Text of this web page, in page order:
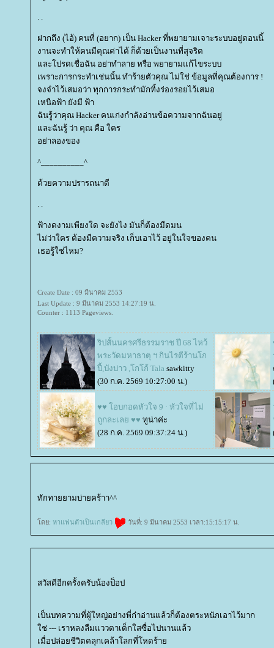
. .
ฝากถึง (ไอ้) คนที่ (อยาก) เป็น Hacker ที่พยายามเจาะระบบอยู่ตอนนี้
งานจะทำให้คนมีคุณค่าได้ ก็ด้วยเป็นงานที่สุจริต
ละโปรดเชื่อฉัน อย่าทำลาย หรือ พยายามแก้ไขระบบ
เพราะการกระทำเช่นนั้น ทำร้ายตัวคุณ ไม่ใช่ ข้อมูลที่คุณต้องการ !
จงจำไว้เสมอว่า ทุกการกระทำมักทิ้งร่องรอยไว้เสมอ
เหนือฟ้า ยังมี ฟ้า
ฉันรู้ว่าคุณ Hacker คนเก่งกำลังอ่านข้อความจากฉันอยู่
ละฉันรู้ ว่า คุณ คือ ใคร
อย่าลองของ
^__________^
ด้วยความปรารถนาดี
. .
ฟ้างดงามเพียงใด จะยังไง มันก็ต้องมืดมน
ไม่ว่าใคร ต้องมีความจริง เก็บเอาไว้ อยู่ในใจของคน
เธอรู้ใช่ไหม?
Create Date : 09 มีนาคม 2553
Last Update : 9 มีนาคม 2553 14:27:19 น.
Counter : 1113 Pageviews.
ริปสั้นนครศรีธรรมราช ปี 68 ไหว้
พระวัดมหาธาตุ ฯ กินไรตีร้านโก
ปี้,บังบ่าว ,โกโก้ Tala sawkitty
(30 ก.ค. 2569 10:27:00 น.)
♥♥ โอบกอดหัวใจ 9 · หัวใจที่ไม่
ถูกละเลย ♥♥ ทูน่าค่ะ
(28 ก.ค. 2569 09:37:24 น.)
ทักทายยามบ่ายคร้าา^^
ดย: หาแฟนตัวเป็นเกลียว วันที่: 9 มีนาคม 2553 เวลา:15:15:17 น.
สวัสดีอีกครั้งครับน้องป็อป
เป็นบทความที่ผู้ใหญ่อย่างพี่ก๋าอ่านแล้วก็ต้องตระหนักเอาไว้มาก
ช่ --- เราหลงลืมแววตาเด็กใสซื่อไปนานแล้ว
เมื่อปล่อยชีวิตคลุกเคล้าโลกที่โหดร้า